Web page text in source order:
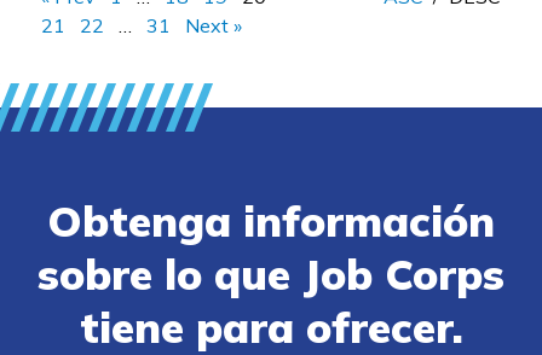
21
22 31 Next »
Obtenga información
sobre lo que Job Corps
tiene para ofrecer.